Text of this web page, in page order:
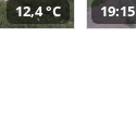
12,4 °C 19:15